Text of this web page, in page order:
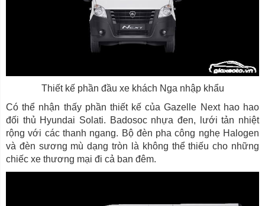
Thiết kế phần đầu xe khách Nga nhập khẩu
Có thể nhận thấy phần thiết kế của Gazelle Next hao hao
đối thủ Hyundai Solati. Badosoc nhựa đen, lưới tản nhiệt
rộng với các thanh ngang. Bộ đèn pha công nghẹ Halogen
và đèn sương mù dạng tròn là không thể thiếu cho những
chiếc xe thương mại đi cả ban đêm.